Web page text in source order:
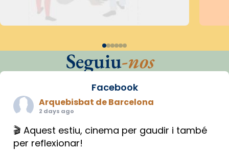
Seguiu-nos
Facebook
Arquebisbat de Barcelona
2 days ago
🎬 Aquest estiu, cinema per gaudir i també
per reflexionar!